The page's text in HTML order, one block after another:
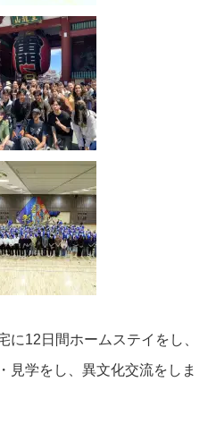
に12日間ホームステイをし、
見学をし、異文化交流をしま